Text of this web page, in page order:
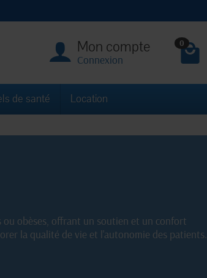
Mon compte
Connexion
0
de santé Location
obèses, offrant un soutien et un confort
la qualité de vie et l'autonomie des patients.